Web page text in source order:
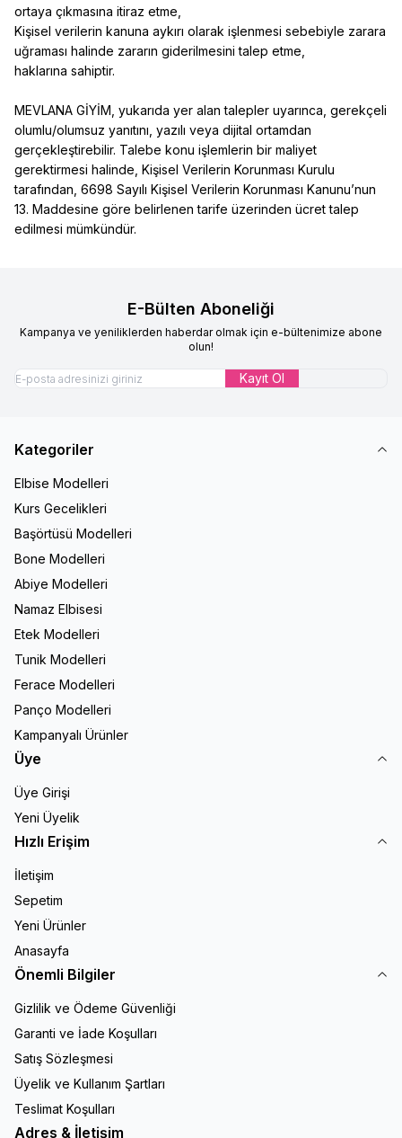
ortaya çıkmasına itiraz etme,
Kişisel verilerin kanuna aykırı olarak işlenmesi sebebiyle zarara
uğraması halinde zararın giderilmesini talep etme,
haklarına sahiptir.
MEVLANA GİYİM, yukarıda yer alan talepler uyarınca, gerekçeli
olumlu/olumsuz yanıtını, yazılı veya dijital ortamdan
gerçekleştirebilir. Talebe konu işlemlerin bir maliyet
gerektirmesi halinde, Kişisel Verilerin Korunması Kurulu
tarafından, 6698 Sayılı Kişisel Verilerin Korunması Kanunu’nun
13. Maddesine göre belirlenen tarife üzerinden ücret talep
edilmesi mümkündür.
E-Bülten Aboneliği
Kampanya ve yeniliklerden haberdar olmak için e-bültenimize abone
olun!
Kayıt Ol
Kategoriler
Elbise Modelleri
Kurs Gecelikleri
Başörtüsü Modelleri
Bone Modelleri
Abiye Modelleri
Namaz Elbisesi
Etek Modelleri
Tunik Modelleri
Ferace Modelleri
Panço Modelleri
Kampanyalı Ürünler
Üye
Üye Girişi
Yeni Üyelik
Hızlı Erişim
İletişim
Sepetim
Yeni Ürünler
Anasayfa
Önemli Bilgiler
Gizlilik ve Ödeme Güvenliği
Garanti ve İade Koşulları
Satış Sözleşmesi
Üyelik ve Kullanım Şartları
Teslimat Koşulları
Adres & İletişim